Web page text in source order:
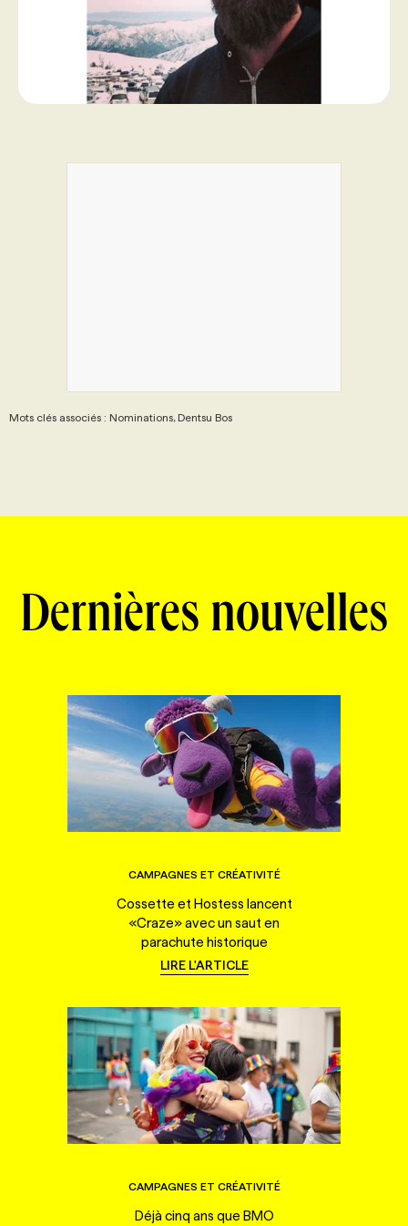
PROGRAMMES DE SUBVENTIONS
FAQ
Mots clés associés : Nominations, Dentsu Bos
Dernières nouvelles
CAMPAGNES ET CRÉATIVITÉ
Cossette et Hostess lancent
«Craze» avec un saut en
parachute historique
LIRE L'ARTICLE
CAMPAGNES ET CRÉATIVITÉ
Déjà cinq ans que BMO